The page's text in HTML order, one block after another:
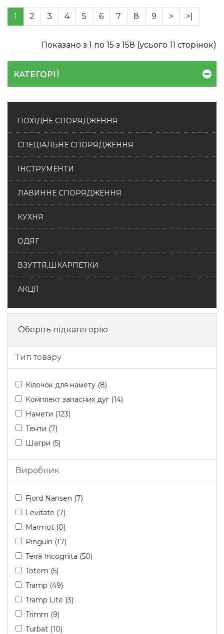
1 2 3 4 5 6 7 8 9 > >|
Показано з 1 по 15 з 158 (усього 11 сторінок)
КАТЕГОРІЇ
ПОХІДНЕ СПОРЯДЖЕННЯ
СПЕЦІАЛЬНЕ СПОРЯДЖЕННЯ
ІНСТРУМЕНТИ
ЛАВИННЕ СПОРЯДЖЕННЯ
КУХНЯ
ОДЯГ
ВЗУТТЯ,ШКАРПЕТКИ
АКЦІЇ
Оберіть підкатегорію
Тип товару
Кілочок для намету (8)
Комплект запасних дуг (14)
Намети (123)
Тенти (7)
Шатри (5)
Виробник
Fjord Nansen (7)
Levitate (7)
Marmot (0)
Pinguin (17)
Terra Incognita (50)
Totem (5)
Tramp (49)
Tramp Lite (3)
Trimm (9)
Turbat (10)